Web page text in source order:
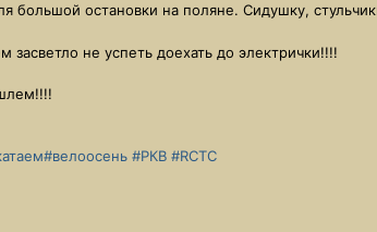
остановки на поляне. Сидушку,
не успеть доехать до электрички!!!!
#велоосень #РКВ #RCTC